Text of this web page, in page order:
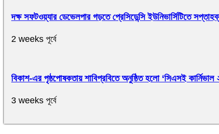
দক্ষ সফটওয়্যার ডেভেলপার গড়তে প্রেসিডেন্সি ইউনিভার্সিটিতে
2 weeks পূর্বে
বিকাশ-এর পৃষ্ঠপোষকতায় শাবিপ্রবিতে অনুষ্ঠিত হলো ‘সিএসই কার্নিভাল
3 weeks পূর্বে